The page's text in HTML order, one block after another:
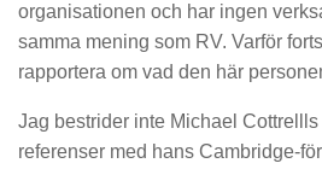
organisationen och har ingen
samma mening som RV. Varför
rapportera om vad den här
Jag bestrider inte Michael
referenser med hans Cambridge-